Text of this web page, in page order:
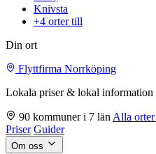
Knivsta
+4 orter till
Din ort
Flyttfirma Norrköping
Lokala priser & lokal information
90 kommuner i 7 län Alla orter
Priser Guider
Om oss